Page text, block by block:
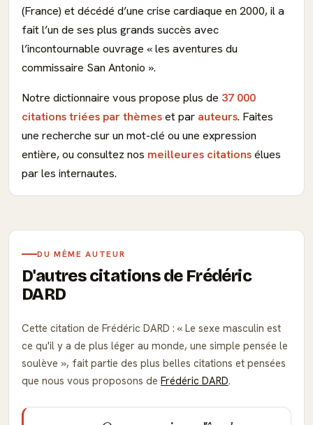
(France) et décédé d’une crise cardiaque en 2000, il a
fait l’un de ses plus grands succès avec
l’incontournable ouvrage « les aventures du
commissaire San Antonio ».
Notre dictionnaire vous propose plus de 37 000
citations triées par thèmeset par auteurs. Faites
une recherche sur un mot-clé ou une expression
entière, ou consultez nos meilleures citationsélues
par les internautes.
DU MÊME AUTEUR
D'autres citations de Frédéric
DARD
Cette citation de Frédéric DARD :
Le sexe masculin est
ce qu'il y a de plus léger au monde, une simple pensée le
soulève
, fait partie des plus belles citations et pensées
que nous vous proposons de Frédéric DARD.